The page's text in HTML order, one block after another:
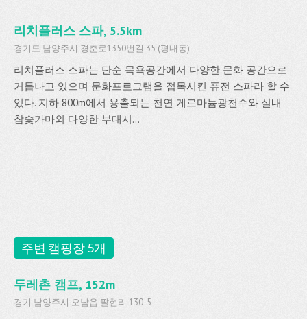
리치플러스 스파, 5.5km
경기도 남양주시 경춘로1350번길 35 (평내동)
리치플러스 스파는 단순 목욕공간에서 다양한 문화 공간으로
거듭나고 있으며 문화프로그램을 접목시킨 퓨전 스파라 할 수
있다. 지하 800m에서 용출되는 천연 게르마늄광천수와 실내
참숯가마외 다양한 부대시...
주변 캠핑장 5개
두레촌 캠프, 152m
경기 남양주시 오남읍 팔현리 130-5